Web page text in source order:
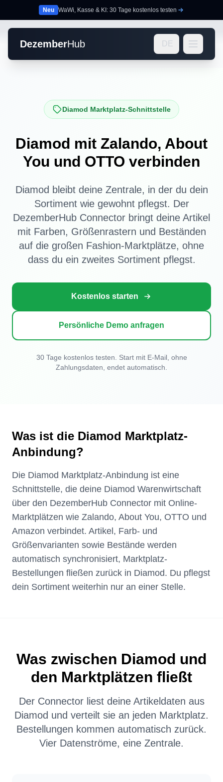
Neu WaWi, Kasse & KI: 30 Tage kostenlos testen
DezemberHub DE
Diamod Marktplatz-Schnittstelle
Diamod mit Zalando, About
You und OTTO verbinden
Diamod bleibt deine Zentrale, in der du dein
Sortiment wie gewohnt pflegst. Der
DezemberHub Connector bringt deine Artikel
mit Farben, Größenrastern und Beständen
auf die großen Fashion-Marktplätze, ohne
dass du ein zweites Sortiment pflegst.
Kostenlos starten
Persönliche Demo anfragen
30 Tage kostenlos testen. Start mit E-Mail, ohne
Zahlungsdaten, endet automatisch.
Was ist die Diamod Marktplatz-
Anbindung?
Die Diamod Marktplatz-Anbindung ist eine
Schnittstelle, die deine Diamod Warenwirtschaft
über den DezemberHub Connector mit Online-
Marktplätzen wie Zalando, About You, OTTO und
Amazon verbindet. Artikel, Farb- und
Größenvarianten sowie Bestände werden
automatisch synchronisiert, Marktplatz-
Bestellungen fließen zurück in Diamod. Du pflegst
dein Sortiment weiterhin nur an einer Stelle.
Was zwischen Diamod und
den Marktplätzen fließt
Der Connector liest deine Artikeldaten aus
Diamod und verteilt sie an jeden Marktplatz.
Bestellungen kommen automatisch zurück.
Vier Datenströme, eine Zentrale.